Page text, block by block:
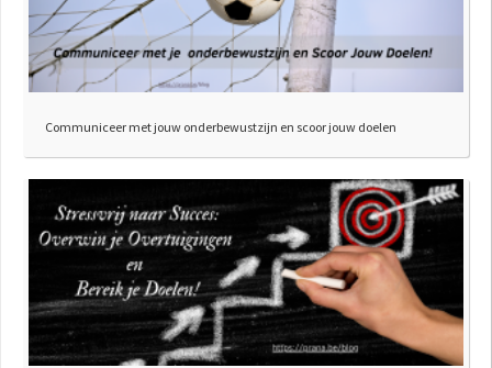
Communiceer met jouw onderbewustzijn en scoor jouw doelen